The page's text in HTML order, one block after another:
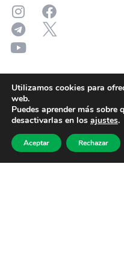
Utilizamos cookies para
web.
Puedes aprender más
desactivarlas en los ajustes.
Aceptar Rechazar